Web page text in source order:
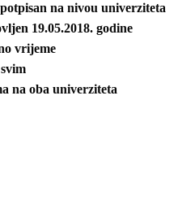
na nivou univerziteta
19.05.2018. godine
vrijeme
na oba univerziteta